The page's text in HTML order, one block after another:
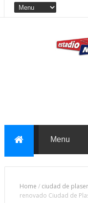
Home / ciudad de
renovado Ciudad de